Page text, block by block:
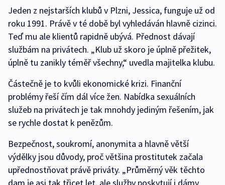
Jeden z nejstarších klubů v Plzni, Jessica, funguje už od
roku 1991. Právě v té době byl vyhledáván hlavně cizinci.
Teď mu ale klientů rapidně ubývá. Přednost dávají
službám na privátech. „Klub už skoro je úplně přežitek,
úplně tu zanikly téměř všechny,“ uvedla majitelka klubu.
Částečně je to kvůli ekonomické krizi. Finanční
problémy řeší čím dál více žen. Nabídka sexuálních
služeb na privátech je tak mnohdy jediným řešením, jak
se rychle dostat k penězům.
Bezpečnost, soukromí, anonymita a hlavně větší
výdělky jsou důvody, proč většina prostitutek začala
upřednostňovat právě priváty. „Průměrný věk těchto